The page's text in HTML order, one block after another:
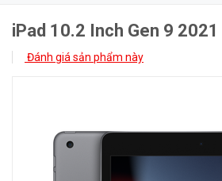
iPad 10.2 Inch Gen 9 2021
Đánh giá sản phẩm này